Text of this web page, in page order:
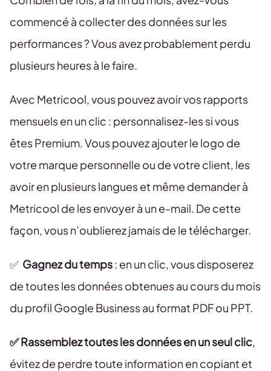
commencé à collecter des données sur les
performances ? Vous avez probablement perdu
plusieurs heures à le faire.
Avec Metricool, vous pouvez avoir vos rapports
mensuels en un clic : personnalisez-les si vous
êtes Premium. Vous pouvez ajouter le logo de
votre marque personnelle ou de votre client, les
avoir en plusieurs langues et même demander à
Metricool de les envoyer à un e-mail. De cette
façon, vous n’oublierez jamais de le télécharger.
✅ Gagnez du temps: en un clic, vous disposerez
de toutes les données obtenues au cours du mois
du profil Google Business au format PDF ou PPT.
✅ Rassemblez toutes les données en un seul clic,
évitez de perdre toute information en copiant et